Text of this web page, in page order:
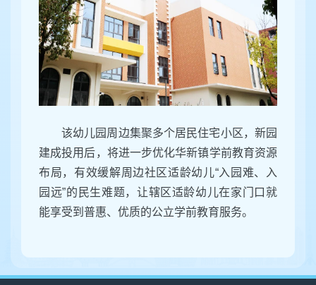
该幼儿园周边集聚多个居民住宅小区，新园
建成投用后，将进一步优化华新镇学前教育资源
布局，有效缓解周边社区适龄幼儿“入园难、入
园远”的民生难题，让辖区适龄幼儿在家门口就
能享受到普惠、优质的公立学前教育服务。